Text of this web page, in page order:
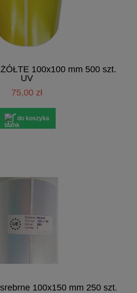
100x100 mm 500 szt.
UV
75,00 zł
do koszyka
100x150 mm 250 szt.